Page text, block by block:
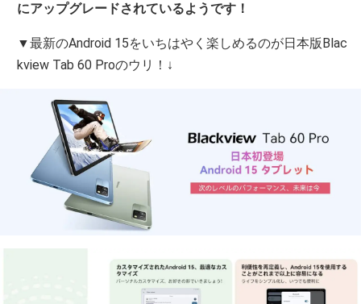
にアップグレードされているようです！
▼最新のAndroid 15をいちはやく楽しめるのが日本版Blac
kview Tab 60 Proのウリ！↓